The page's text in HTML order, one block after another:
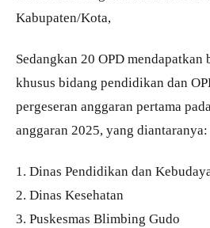
Kabupaten/Kota,
Sedangkan 20 OPD mendapatkan
khusus bidang pendidikan dan
pergeseran anggaran pertama
anggaran 2025, yang diantaranya:
1. Dinas Pendidikan dan
2. Dinas Kesehatan
3. Puskesmas Blimbing Gudo